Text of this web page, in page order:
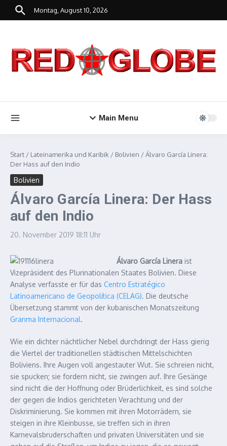
Zum Inhalt springen
Montag, August 10, 2026
Main Menu
Start / Lateinamerika und Karibik / Bolivien /Álvaro García Linera:
Der Hass auf den Indio
Bolivien
Álvaro García Linera: Der Hass
auf den Indio
20. November 2019 18:11 Uhr
Álvaro García Linera ist
Vizepräsident des Plurinationalen Staates Bolivien. Diese
Analyse verfasste er für das Centro Estratégico
Latinoamericano de Geopolítica (CELAG). Die deutsche
Übersetzung stammt von der kubanischen Monatszeitung
Granma Internacional.
Wie ein dichter nächtlicher Nebel durchdringt der Hass gierig
die Viertel der traditionellen städtischen Mittelschichten
Boliviens. Ihre Augen voll angestauter Wut. Sie schreien nicht,
sie spucken; sie fordern nicht, sie zwingen auf. Ihre Gesänge
sind nicht die der Hoffnung oder Brüderlichkeit, es sind solche
der gegen die Indios gerichteten Verachtung und der
Diskriminierung. Sie kommen mit ihren Motorrädern, sie
steigen in ihre Kleinbusse, sie treffen sich in ihren
Karnevalsbruderschaften und privaten Universitäten und sie